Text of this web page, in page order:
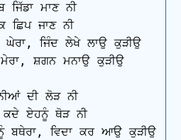
ਮਾਣ ਨੀ
ਛਿਪ ਜਾਣ ਨੀ
ਜਿੰਦ ਲੇਖੇ ਲਾਉ ਕੁੜੀਉ
ਸ਼ਗਨ ਮਨਾਉ ਕੁੜੀਉ
ਦੀ ਲੋੜ ਨੀ
ਏਹਨੂੰ ਥੋੜ ਨੀ
ਵਿਦਾ ਕਰ ਆਉ ਕੁੜੀਉ